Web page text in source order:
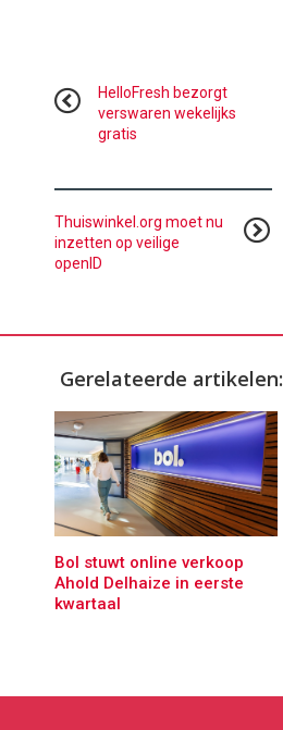
HelloFresh bezorgt
verswaren wekelijks
gratis
Thuiswinkel.org moet nu
inzetten op veilige
openID
Gerelateerde artikelen:
Bol stuwt online verkoop
Ahold Delhaize in eerste
kwartaal